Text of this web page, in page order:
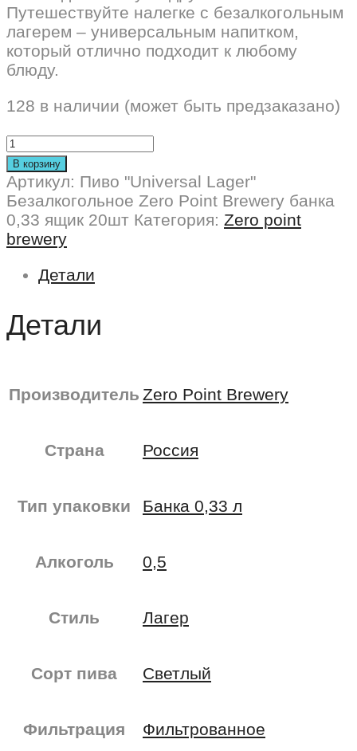
Путешествуйте налегке с безалкогольным
лагерем – универсальным напитком,
который отлично подходит к любому
блюду.
128 в наличии (может быть предзаказано)
В корзину
Артикул: Пиво "Universal Lager"
Безалкогольное Zero Point Brewery банка
0,33 ящик 20шт Категория: Zero point
brewery
Детали
Детали
Производитель Zero Point Brewery
Страна Россия
Тип упаковки Банка 0,33 л
Алкоголь 0,5
Стиль Лагер
Сорт пива Светлый
Фильтрация Фильтрованное